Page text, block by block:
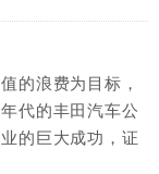
的浪费为目标，
代的丰田汽车公
的巨大成功，证